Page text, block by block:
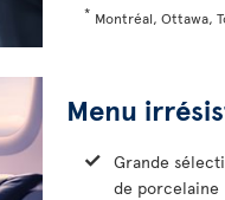
* Montréal, Ottawa,
Menu
Grande
de porcelaine